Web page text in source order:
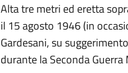
Alta tre metri ed eretta
il 15 agosto 1946 (in
Gardesani, su
durante la Seconda Guerra